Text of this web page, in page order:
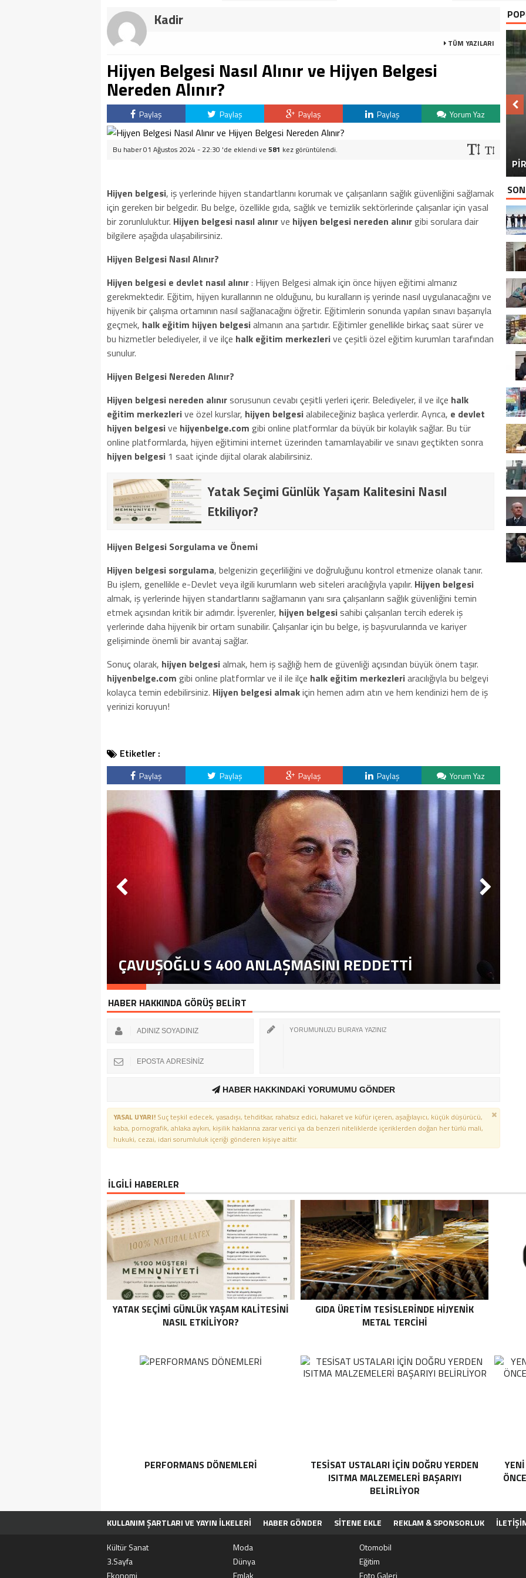
Kadir
TÜM YAZILARI
Hijyen Belgesi Nasıl Alınır ve Hijyen Belgesi
Nereden Alınır?
Paylaş Paylaş Paylaş Paylaş Yorum Yaz
Bu haber 01 Ağustos 2024 - 22:30 'de eklendi ve 581 kez görüntülendi.
Hijyen belgesi, iş yerlerinde hijyen standartlarını korumak ve çalışanların sağlık güvenliğini sağlamak
için gereken bir belgedir. Bu belge, özellikle gıda, sağlık ve temizlik sektörlerinde çalışanlar için yasal
bir zorunluluktur. Hijyen belgesi nasıl alınırve hijyen belgesi nereden alınırgibi sorulara dair
bilgilere aşağıda ulaşabilirsiniz.
Hijyen Belgesi Nasıl Alınır?
Hijyen belgesi e devlet nasıl alınır: Hijyen Belgesi almak için önce hijyen eğitimi almanız
gerekmektedir. Eğitim, hijyen kurallarının ne olduğunu, bu kuralların iş yerinde nasıl uygulanacağını ve
hijyenik bir çalışma ortamının nasıl sağlanacağını öğretir. Eğitimlerin sonunda yapılan sınavı başarıyla
geçmek, halk eğitim hijyen belgesialmanın ana şartıdır. Eğitimler genellikle birkaç saat sürer ve
bu hizmetler belediyeler, il ve ilçe halk eğitim merkezlerive çeşitli özel eğitim kurumları tarafından
sunulur.
Hijyen Belgesi Nereden Alınır?
Hijyen belgesi nereden alınırsorusunun cevabı çeşitli yerleri içerir. Belediyeler, il ve ilçe halk
eğitim merkezlerive özel kurslar, hijyen belgesialabileceğiniz başlıca yerlerdir. Ayrıca, e devlet
hijyen belgesive hijyenbelge.com gibi online platformlar da büyük bir kolaylık sağlar. Bu tür
online platformlarda, hijyen eğitimini internet üzerinden tamamlayabilir ve sınavı geçtikten sonra
hijyen belgesi 1 saat içinde dijital olarak alabilirsiniz.
Yatak Seçimi Günlük Yaşam Kalitesini Nasıl
Etkiliyor?
Hijyen Belgesi Sorgulama ve Önemi
Hijyen belgesi sorgulama, belgenizin geçerliliğini ve doğruluğunu kontrol etmenize olanak tanır.
Bu işlem, genellikle e-Devlet veya ilgili kurumların web siteleri aracılığıyla yapılır. Hijyen belgesi
almak, iş yerlerinde hijyen standartlarını sağlamanın yanı sıra çalışanların sağlık güvenliğini temin
etmek açısından kritik bir adımdır. İşverenler, hijyen belgesisahibi çalışanları tercih ederek iş
yerlerinde daha hijyenik bir ortam sunabilir. Çalışanlar için bu belge, iş başvurularında ve kariyer
gelişiminde önemli bir avantaj sağlar.
Sonuç olarak, hijyen belgesialmak, hem iş sağlığı hem de güvenliği açısından büyük önem taşır.
hijyenbelge.com gibi online platformlar ve il ile ilçe halk eğitim merkezleriaracılığıyla bu belgeyi
kolayca temin edebilirsiniz. Hijyen belgesi almakiçin hemen adım atın ve hem kendinizi hem de iş
yerinizi koruyun!
Etiketler :
Paylaş Paylaş Paylaş Paylaş Yorum Yaz
ÇAVUŞOĞLU S 400 ANLAŞMASINI REDDETTI
HABER HAKKINDA GÖRÜŞ BELİRT
HABER HAKKINDAKİ YORUMUMU GÖNDER
YASAL UYARI! Suç teşkil edecek, yasadışı, tehditkar, rahatsız edici, hakaret ve küfür içeren, aşağılayıcı, küçük düşürücü,
kaba, pornografik, ahlaka aykırı, kişilik haklarına zarar verici ya da benzeri niteliklerde içeriklerden doğan her türlü mali,
hukuki, cezai, idari sorumluluk içeriği gönderen kişiye aittir.
İLGİLİ HABERLER
YATAK SEÇIMI GÜNLÜK YAŞAM KALITESINI
NASIL ETKILIYOR?
GIDA ÜRETIM TESISLERINDE HIJYENIK
METAL TERCIHI
PERFORMANS DÖNEMLERI
TESISAT USTALARI İÇIN DOĞRU YERDEN
ISITMA MALZEMELERI BAŞARIYI
BELIRLIYOR
KULLANIM ŞARTLARI VE YAYIN İLKELERI HABER GÖNDER SİTENE EKLE REKLAM & SPONSORLUK
TÜM MANŞET HABERLERI
MOVIEBOX APP
Kültür Sanat Moda
Otomobil
3.Sayfa
Dünya
Eğitim
Ekonomi
Emlak Foto Galeri